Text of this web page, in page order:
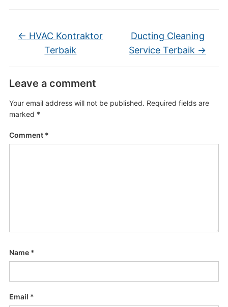
← HVAC Kontraktor
Terbaik
Ducting Cleaning
Service Terbaik →
Leave a comment
Your email address will not be published. Required fields are
marked *
Comment *
Name *
Email *